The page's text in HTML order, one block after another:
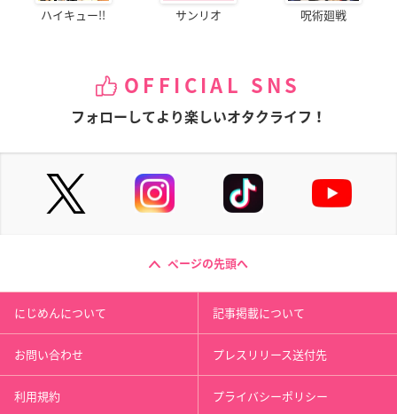
ハイキュー!! サンリオ 呪術廻戦
OFFICIAL SNS
フォローしてより楽しいオタクライフ！
ページの先頭へ
にじめんについて 記事掲載について
お問い合わせ プレスリリース送付先
利用規約 プライバシーポリシー